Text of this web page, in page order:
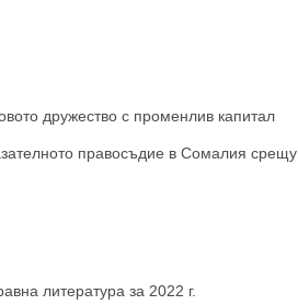
дружество с променлив капитал
правосъдие в Сомалия срещу
литература за 2022 г.